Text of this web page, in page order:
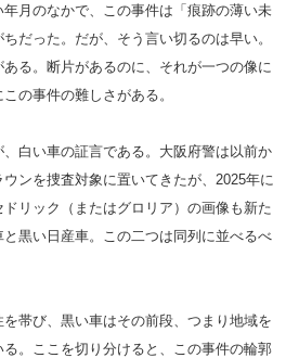
月のなかで、この事件は「痕跡の薄い未
だった。だが、そう言い切るのは早い。
る。断片があるのに、それが一つの像に
の事件の難しさがある。
白い車の証言である。大阪府警は以前か
ンを捜査対象に置いてきたが、2025年に
リック（またはグロリア）の画像も新た
黒い日産車。この二つは同列に並べるべ
帯び、黒い車はその前段、つまり地域を
。ここを切り分けると、この事件の輪郭